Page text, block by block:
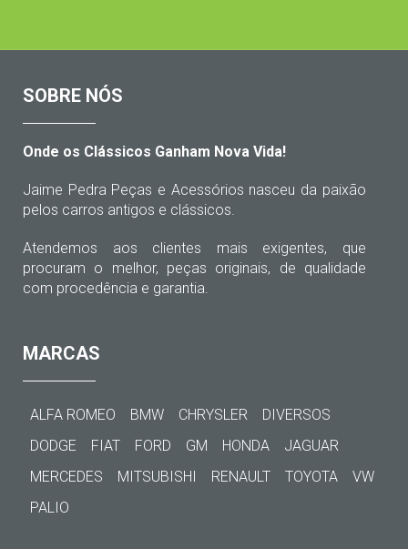
SOBRE NÓS
Onde os Clássicos Ganham Nova Vida!
Jaime Pedra Peças e Acessórios nasceu da paixão
pelos carros antigos e clássicos.
Atendemos aos clientes mais exigentes, que
procuram o melhor, peças originais, de qualidade
com procedência e garantia.
MARCAS
ALFA ROMEO BMW CHRYSLER
DIVERSOS
DODGE
FIAT FORD GM HONDA
JAGUAR
MERCEDES
MITSUBISHI RENAULT TOYOTA
VW
PALIO